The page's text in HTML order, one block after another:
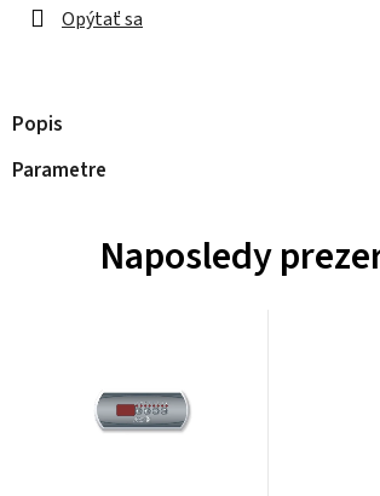
Opýtať sa
Popis
Parametre
Naposledy